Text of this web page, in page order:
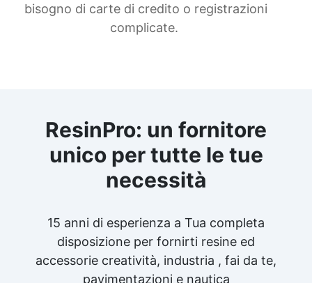
bisogno di carte di credito o registrazioni
complicate.
ResinPro: un fornitore
unico per tutte le tue
necessità
15 anni di esperienza a Tua completa
disposizione per fornirti resine ed
accessorie creatività, industria , fai da te,
pavimentazioni e nautica